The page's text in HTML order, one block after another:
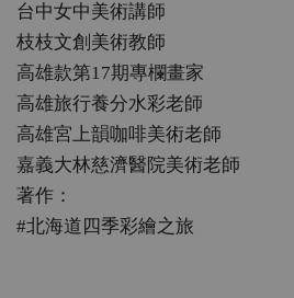
台中女中美術講師
枝枝文創美術教師
高雄款第17期專欄畫家
高雄旅行養分水彩老師
高雄宮上韻咖啡美術老師
嘉義大林慈濟醫院美術老師
著作：
#北海道四季彩繪之旅